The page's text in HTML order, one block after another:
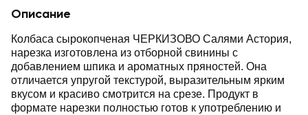
Описание
Колбаса сырокопченая ЧЕРКИЗОВО Салями Астория,
нарезка изготовлена из отборной свинины с
добавлением шпика и ароматных пряностей. Она
отличается упругой текстурой, выразительным ярким
вкусом и красиво смотрится на срезе. Продукт в
формате нарезки полностью готов к употреблению и